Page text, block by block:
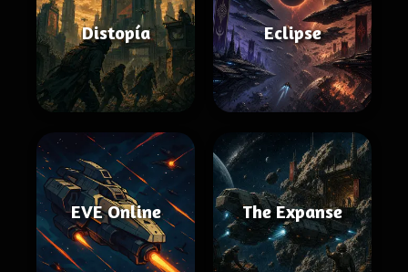
Distopía Eclipse
EVE Online The Expanse